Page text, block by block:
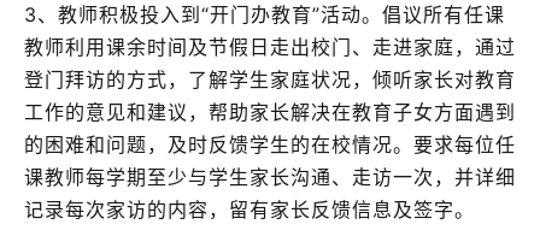
3、教师积极投入到“开门办教育”活动。倡议所有任课
教师利用课余时间及节假日走出校门、走进家庭，通过
登门拜访的方式，了解学生家庭状况，倾听家长对教育
工作的意见和建议，帮助家长解决在教育子女方面遇到
的困难和问题，及时反馈学生的在校情况。要求每位任
课教师每学期至少与学生家长沟通、走访一次，并详细
记录每次家访的内容，留有家长反馈信息及签字。